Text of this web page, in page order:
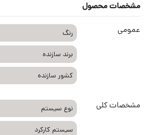
مشخصات محصول
عمومی رنگ
برند سازنده
کشور سازنده
مشخصات کلی نوع سیستم
سیستم کارکرد